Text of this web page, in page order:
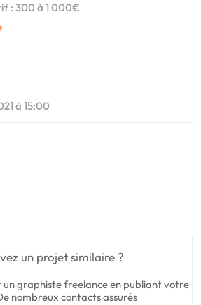
: 300 à 1 000€
à 15:00
un projet similaire ?
graphiste freelance en publiant votre
nombreux contacts assurés